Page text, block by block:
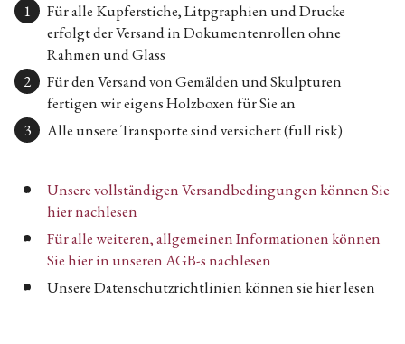
Für alle Kupferstiche, Litpgraphien und Drucke
erfolgt der Versand in Dokumentenrollen ohne
Rahmen und Glass
Für den Versand von Gemälden und Skulpturen
fertigen wir eigens Holzboxen für Sie an
Alle unsere Transporte sind versichert (full risk)
Unsere vollständigen Versandbedingungen können Sie
hier nachlesen
Für alle weiteren, allgemeinen Informationen können
Sie hier in unseren AGB-s nachlesen
Unsere Datenschutzrichtlinien können sie hier lesen